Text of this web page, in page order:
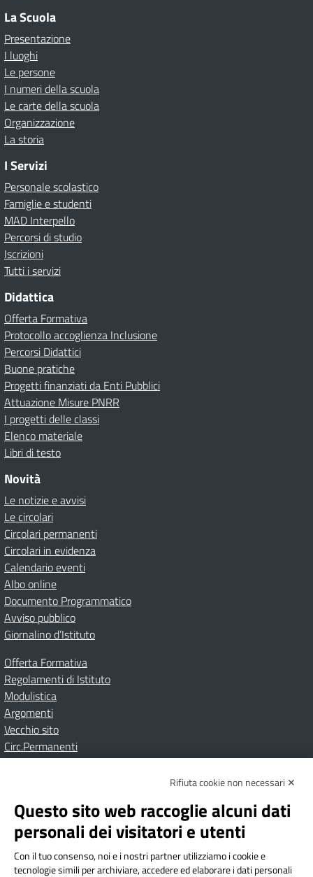
La Scuola
Presentazione
I luoghi
Le persone
I numeri della scuola
Le carte della scuola
Organizzazione
La storia
I Servizi
Personale scolastico
Famiglie e studenti
MAD Interpello
Percorsi di studio
Iscrizioni
Tutti i servizi
Didattica
Offerta Formativa
Protocollo accoglienza Inclusione
Percorsi Didattici
Buone pratiche
Progetti finanziati da Enti Pubblici
Attuazione Misure PNRR
I progetti delle classi
Elenco materiale
Libri di testo
Novità
Le notizie e avvisi
Le circolari
Circolari permanenti
Circolari in evidenza
Calendario eventi
Albo online
Documento Programmatico
Avviso pubblico
Giornalino d’Istituto
Offerta Formativa
Regolamenti di Istituto
Modulistica
Argomenti
Vecchio sito
Circ.Permanenti
Albo onlinePrivacy Policy
Dichiarazione di accessibilità
Note Legali
Istituto Comprensivo Bricherasio
Rifiuta cookie non necessari ✕
Questo sito web raccoglie alcuni dati
personali dei visitatori e utenti
Con il tuo consenso, noi e i nostri partner utilizziamo i cookie e
tecnologie simili per archiviare, accedere ed elaborare i dati personali